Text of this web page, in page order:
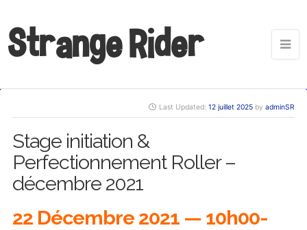
Strange Rider
Last Updated: 12 juillet 2025 by adminSR
Stage initiation &
Perfectionnement Roller –
décembre 2021
22 Décembre 2021 — 10h00-